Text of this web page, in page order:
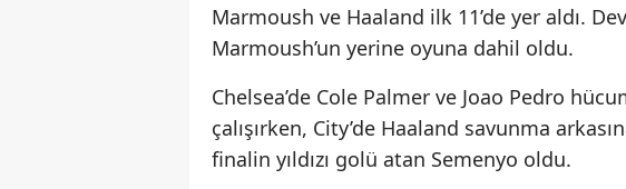
Marmoush ve Haaland ilk 11’de yer aldı.
Marmoush’un yerine oyuna dahil oldu.
Chelsea’de Cole Palmer ve Joao Pedro
çalışırken, City’de Haaland savunma
finalin yıldızı golü atan Semenyo oldu.